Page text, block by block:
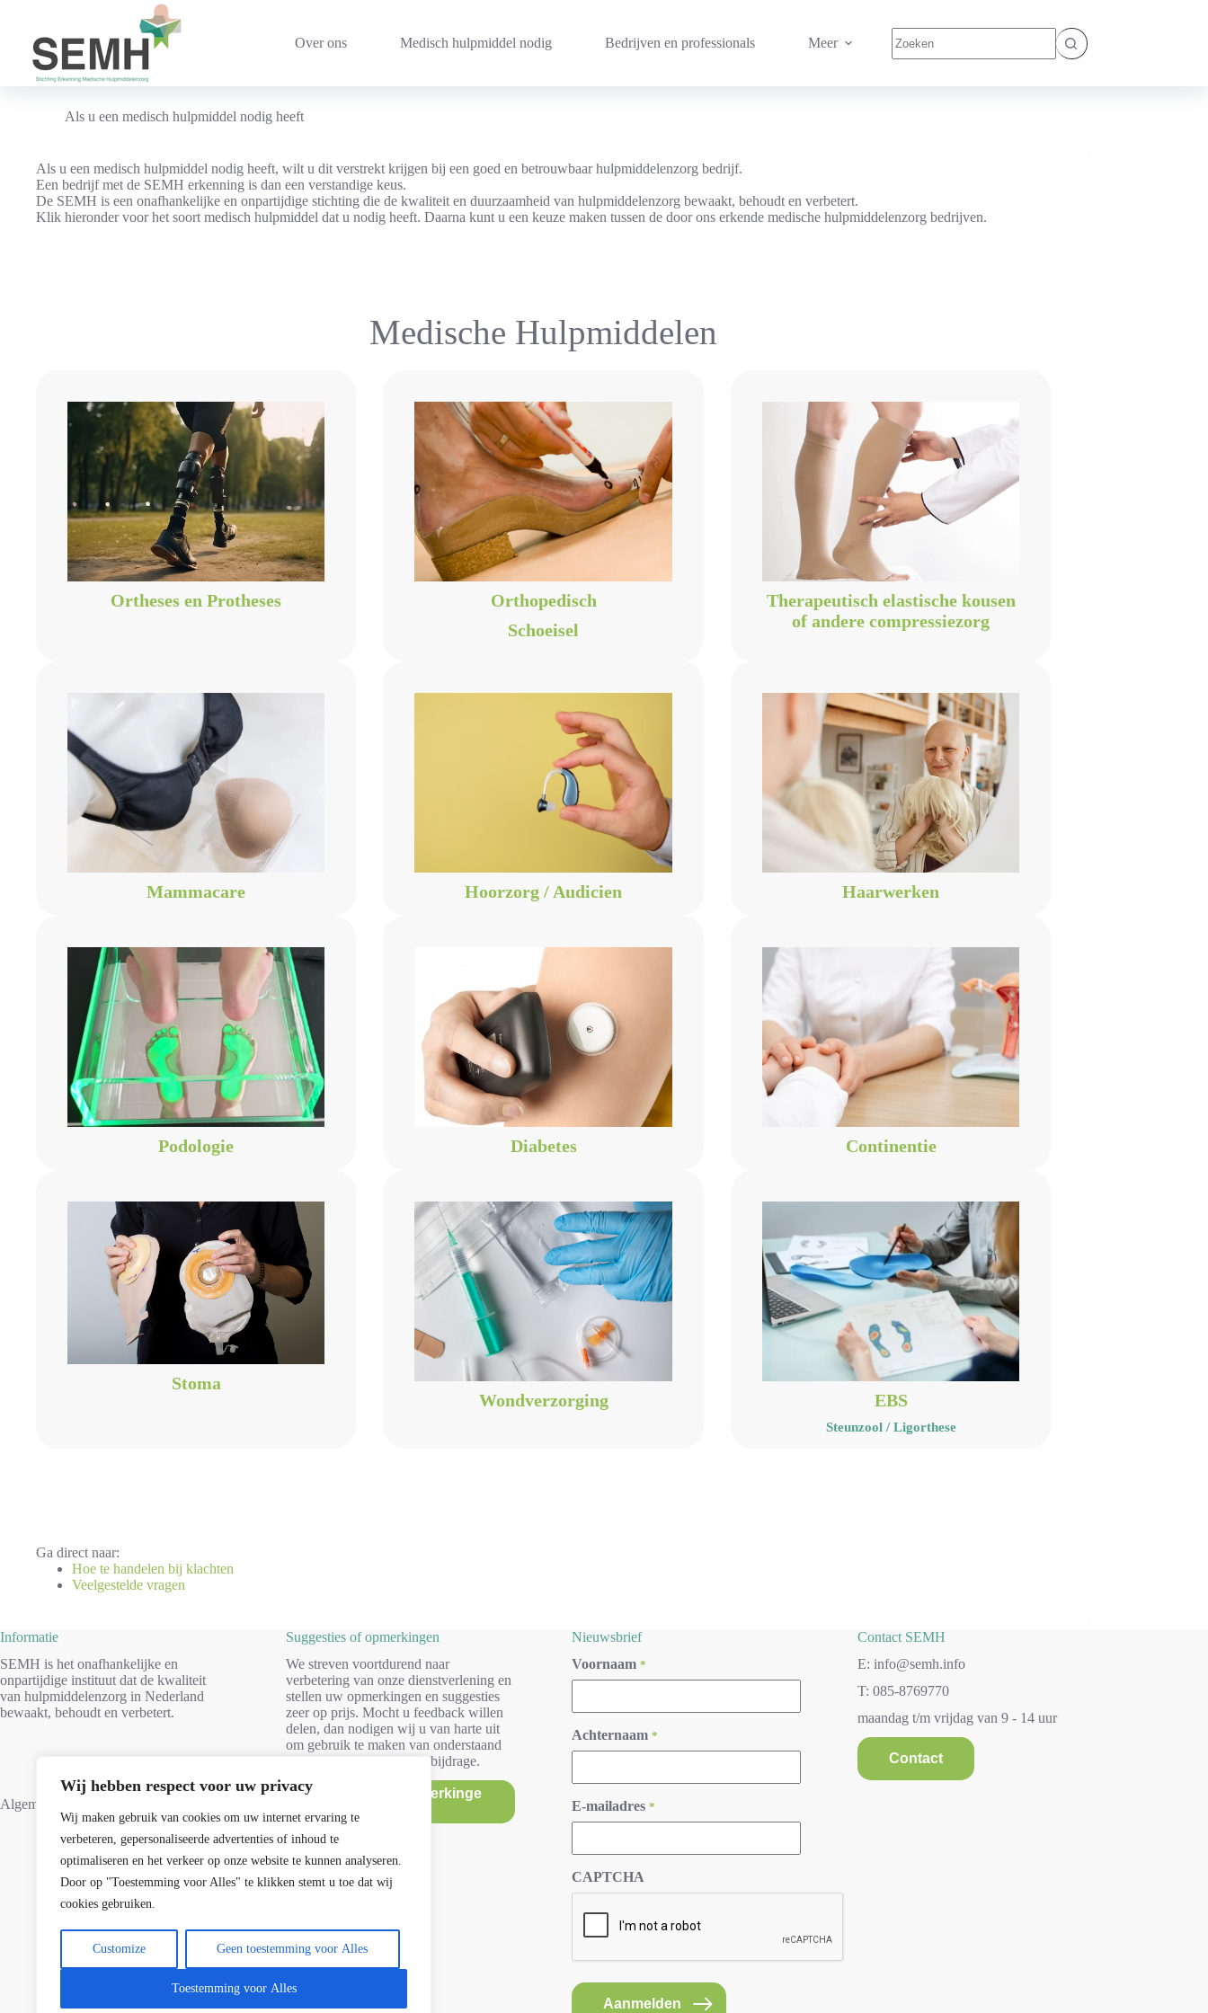
Wij hebben respect voor uw privacy
Wij maken gebruik van cookies om uw internet ervaring te
verbeteren, gepersonaliseerde advertenties of inhoud te
optimaliseren en het verkeer op onze website te kunnen analyseren.
Door op "Toestemming voor Alles" te klikken stemt u toe dat wij
cookies gebruiken.
Customize Geen toestemming voor Alles
Toestemming voor Alles
inhoud
Over ons Medisch hulpmiddel nodig Bedrijven en professionals Meer
resultaten
Als u een medisch hulpmiddel nodig heeft
Als u een medisch hulpmiddel nodig heeft, wilt u dit verstrekt krijgen bij een goed en betrouwbaar hulpmiddelenzorg bedrijf.
Een bedrijf met de SEMH erkenning is dan een verstandige keus.
De SEMH is een onafhankelijke en onpartijdige stichting die de kwaliteit en duurzaamheid van hulpmiddelenzorg bewaakt, behoudt en verbetert.
Klik hieronder voor het soort medisch hulpmiddel dat u nodig heeft. Daarna kunt u een keuze maken tussen de door ons erkende medische hulpmiddelenzorg bedrijven.
Medische Hulpmiddelen
Ortheses en Protheses
Orthopedisch
Schoeisel
Therapeutisch elastische kousen
of andere compressiezorg
Mammacare Hoorzorg / Audicien Haarwerken
Podologie Diabetes Continentie
Stoma
Wondverzorging
EBS
Steunzool / Ligorthese
Ga direct naar:
Hoe te handelen bij klachten
Veelgestelde vragen
Informatie
SEMH is het onafhankelijke en
onpartijdige instituut dat de kwaliteit
van hulpmiddelenzorg in Nederland
bewaakt, behoudt en verbetert.
Algemene voorwaarden
Suggesties of opmerkingen
We streven voortdurend naar
verbetering van onze dienstverlening en
stellen uw opmerkingen en suggesties
zeer op prijs. Mocht u feedback willen
delen, dan nodigen wij u van harte uit
om gebruik te maken van onderstaand
formulier. Dank voor uw bijdrage.
Suggesties/opmerkinge
Nieuwsbrief
Voornaam *
Achternaam *
E-mailadres *
CAPTCHA
Contact SEMH
E: info@semh.info
T: 085-8769770
maandag t/m vrijdag van 9 - 14 uur
Contact